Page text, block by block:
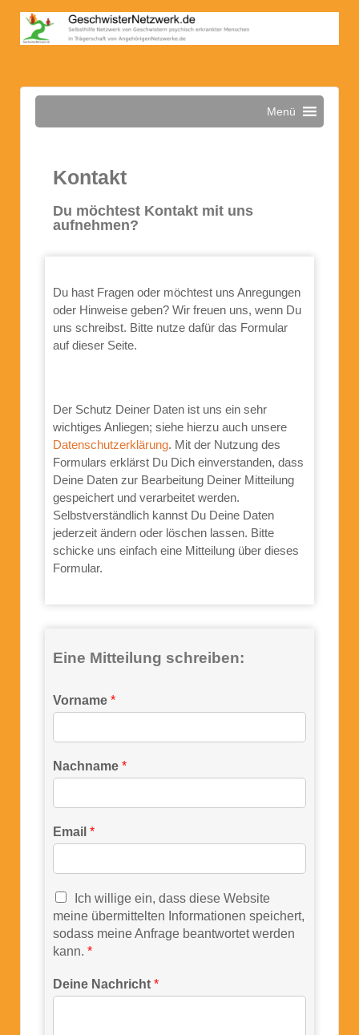
Menü
Kontakt
Du möchtest Kontakt mit uns
aufnehmen?
Du hast Fragen oder möchtest uns Anregungen
oder Hinweise geben? Wir freuen uns, wenn Du
uns schreibst. Bitte nutze dafür das Formular
auf dieser Seite.
Der Schutz Deiner Daten ist uns ein sehr
wichtiges Anliegen; siehe hierzu auch unsere
Datenschutzerklärung. Mit der Nutzung des
Formulars erklärst Du Dich einverstanden, dass
Deine Daten zur Bearbeitung Deiner Mitteilung
gespeichert und verarbeitet werden.
Selbstverständlich kannst Du Deine Daten
jederzeit ändern oder löschen lassen. Bitte
schicke uns einfach eine Mitteilung über dieses
Formular.
Eine Mitteilung schreiben:
Vorname *
Nachname *
Email *
Ich willige ein, dass diese Website
meine übermittelten Informationen speichert,
sodass meine Anfrage beantwortet werden
kann. *
Deine Nachricht *